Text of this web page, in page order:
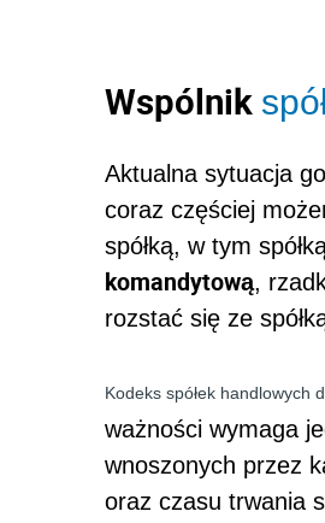
Wspólnik
Aktualna sytuacja
coraz częściej
spółką, w tym
komandytową,
rozstać się ze
Kodeks spółek handlowych
ważności wymaga
wnoszonych przez
oraz czasu trwania